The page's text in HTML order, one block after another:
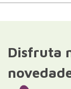
Disfruta